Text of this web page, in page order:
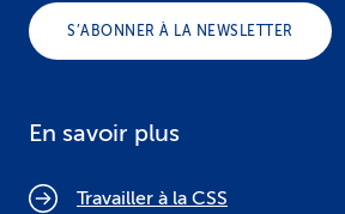
S’ABONNER À LA NEWSLETTER
En savoir plus
Travailler à la CSS